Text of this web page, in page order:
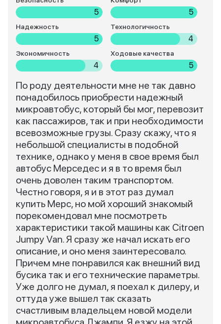
5 5
Надежность
5
Технологичность
4
Экономичность
4
Ходовые качества
5
По роду деятельности мне не так давно
понадобилось приобрести надежный
микроавтобус, который бы мог, перевозит
как пассажиров, так и при необходимости
всевозможные грузы. Сразу скажу, что я
небольшой специалисты в подобной
технике, однако у меня в свое время был
автобус Мерседес и я в то время был
очень доволен таким транспортом.
Честно говоря, я и в этот раз думал
купить Мерс, но мой хороший знакомый
порекомендовал мне посмотреть
характеристики такой машины как Citroen
Jumpy Van. Я сразу же начал искать его
описание, и оно меня заинтересовало.
Причем мне понравился как внешний вид
бусика так и его технические параметры.
Уже долго не думал, я поехал к дилеру, и
оттуда уже вышел так сказать
счастливым владельцем новой модели